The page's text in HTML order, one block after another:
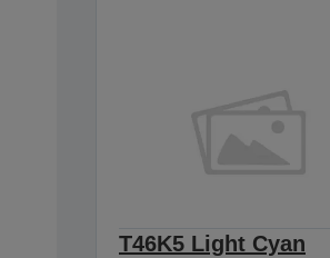
T46K5 Light Cyan